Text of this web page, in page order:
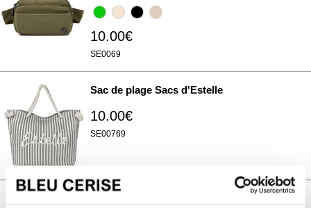
10.00€
SE0069
Sac de plage Sacs d'Estelle
10.00€
SE00769